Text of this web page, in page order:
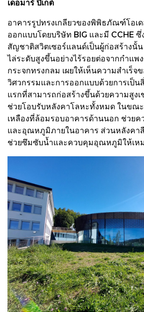
เดอมาร์ ปิเกต์
อาคารรูปทรงเกลียวของพิพิธภัณฑ์โอเด
ออกแบบโดยบริษัท BIG และมี CCHE
สัญชาติสวิตเซอร์แลนด์เป็นผู้ก่อสร้างนั้
ไล่ระดับสูงขึ้นอย่างไร้รอยต่อจากกำแพ
กระจกทรงกลม เผยให้เห็นความสำเร็จ
วิศวกรรมและการออกแบบด้วยการเป็น
แรกที่สามารถก่อสร้างขึ้นด้วยความสูง
ช่วยโอบรับหลังคาโลหะทั้งหมด ในขณ
เหลืองที่ล้อมรอบอาคารด้านนอก ช่วยค
และอุณหภูมิภายในอาคาร ส่วนหลังคา
ช่วยซึมซับน้ำและควบคุมอุณหภูมิให้เห